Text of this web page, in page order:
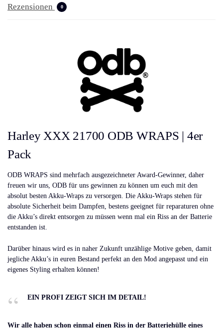
Rezensionen 0
Harley XXX 21700 ODB WRAPS | 4er
Pack
ODB WRAPS sind mehrfach ausgezeichneter Award-Gewinner, daher
freuen wir uns, ODB für uns gewinnen zu können um euch mit den
absolut besten Akku-Wraps zu versorgen. Die Akku-Wraps stehen für
absolute Sicherheit beim Dampfen, bestens geeignet für reparaturen ohne
die Akku’s direkt entsorgen zu müssen wenn mal ein Riss an der Batterie
entstanden ist.
Darüber hinaus wird es in naher Zukunft unzählige Motive geben, damit
jegliche Akku’s in euren Bestand perfekt an den Mod angepasst und ein
eigenes Styling erhalten können!
EIN PROFI ZEIGT SICH IM DETAIL!
Wir alle haben schon einmal einen Riss in der Batteriehülle eines